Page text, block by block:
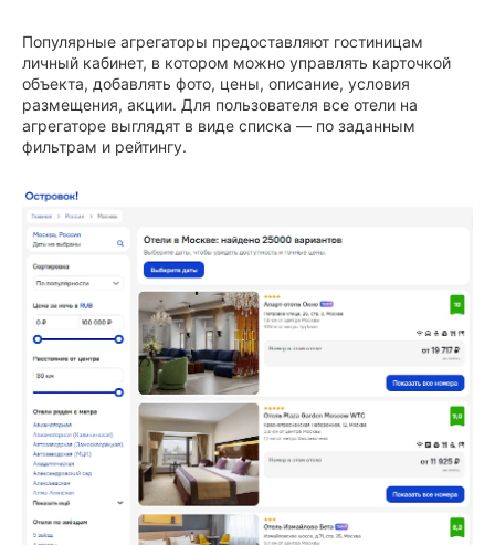
Популярные агрегаторы предоставляют гостиницам
личный кабинет, в котором можно управлять карточкой
объекта, добавлять фото, цены, описание, условия
размещения, акции. Для пользователя все отели на
агрегаторе выглядят в виде списка — по заданным
фильтрам и рейтингу.